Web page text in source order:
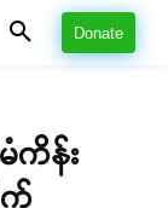
Donate
ကိန်း
က်